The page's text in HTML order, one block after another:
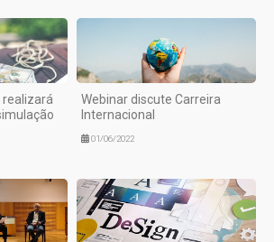
realizará
Webinar discute Carreira
Internacional
01/06/2022